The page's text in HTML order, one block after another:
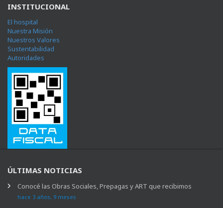
INSTITUCIONAL
El hospital
Nuestra Misión
Nuestros Valores
Sustentabilidad
Autoridades
ÚLTIMAS NOTICIAS
Conocé las Obras Sociales, Prepagas y ART que recibimos
hace 3 años, 9 meses